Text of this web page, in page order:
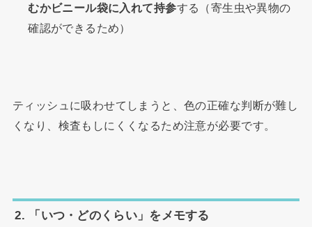
むかビニール袋に入れて持参する（寄生虫や異物の
確認ができるため）
ティッシュに吸わせてしまうと、色の正確な判断が難し
くなり、検査もしにくくなるため注意が必要です。
2. 「いつ・どのくらい」をメモする